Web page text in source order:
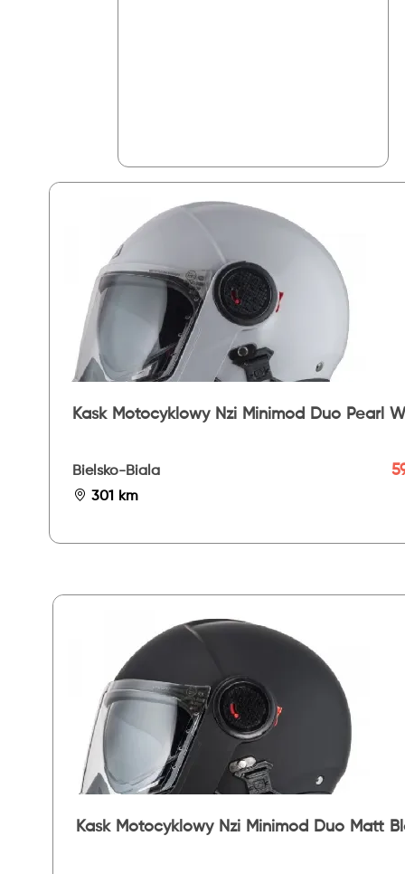
Kask Motocyklowy Nzi Minimod Duo Pearl
Bielsko-Biala
301 km
Kask Motocyklowy Nzi Minimod Duo Matt